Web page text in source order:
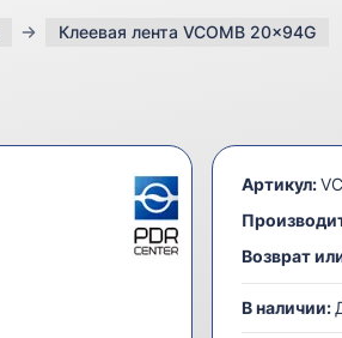
Клеевая лента VCOMB 20x94G
Артикул:
Возврат
В наличии: